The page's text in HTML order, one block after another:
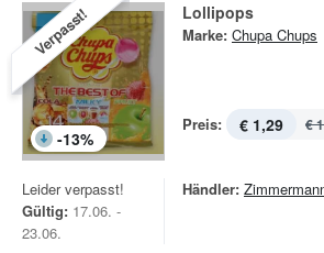
Verpasst!
-13%
Lollipops
Marke: Chupa Chups
Preis: € 1,29 €
Leider verpasst!
Gültig: 17.06. -
23.06.
Händler: